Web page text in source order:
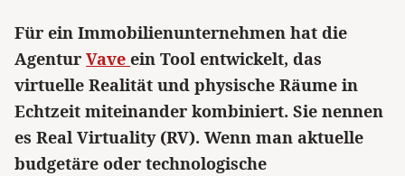
Für ein Immobilienunternehmen hat die
Agentur Vave ein Tool entwickelt, das
virtuelle Realität und physische Räume in
Echtzeit miteinander kombiniert. Sie nennen
es Real Virtuality (RV). Wenn man aktuelle
budgetäre oder technologische